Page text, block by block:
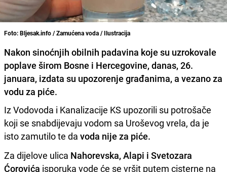
Foto: Bljesak.info / Zamućena voda / Ilustracija
Nakon sinoćnjih obilnih padavina koje su uzrokovale
poplave širom Bosne i Hercegovine, danas, 26.
januara, izdata su upozorenje građanima, a vezano za
vodu za piće.
Iz Vodovoda i Kanalizacije KS upozorili su potrošače
koji se snabdijevaju vodom sa Uroševog vrela, da je
isto zamutilo te da voda nije za piće.
Za dijelove ulica Nahorevska, Alapi i Svetozara
Ćorovića isporuka vode će se vršit putem cisterne na